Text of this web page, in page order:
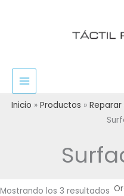
Inicio Productos
Mostrando los 3 resultados